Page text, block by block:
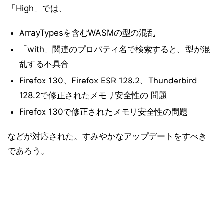
「High」では、
ArrayTypesを含むWASMの型の混乱
「with」関連のプロパティ名で検索すると、型が混
乱する不具合
Firefox 130、Firefox ESR 128.2、Thunderbird
128.2で修正されたメモリ安全性の 問題
Firefox 130で修正されたメモリ安全性の問題
などが対応された。すみやかなアップデートをすべき
であろう。